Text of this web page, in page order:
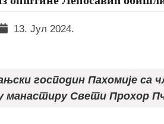
13. Јул 2024.
господин Пахомије са
манастиру Свети Прохор